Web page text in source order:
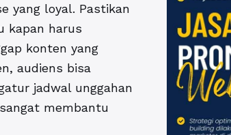
yang loyal. Pastikan
kapan harus
konten yang
audiens bisa
jadwal unggahan
membantu